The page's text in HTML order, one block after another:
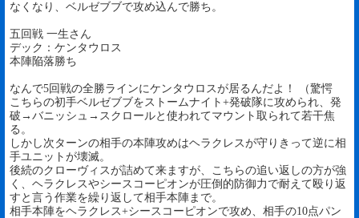
なくなり、ベルゼブブで攻め込んで勝ち。
五回戦 一生さん
デック：ケンタウロス
本陣陥落勝ち
なんで5回戦の全勝ラインにケンタウロスが居るんだよ！ （驚愕
こちらの初手ベルゼブブをストームナイト+発破隊に攻められ、発
破→バニッシュ→スクロールと使われてマウント取られて若干焦
る。
しかし次ターンの相手の本陣攻めはヘラクレスが守りきって逆に相
手ユニットが壊滅。
後続のクローヴィスが詰めて来ますが、こちらの追い返しの方が強
く、ヘラクレスやシースコーピオンが圧倒的防御力で耐えて殴り返
すと言う作業を繰り返して相手本陣まで。
相手本陣をヘラクレス+シースコーピオンで攻め、相手の10点パン